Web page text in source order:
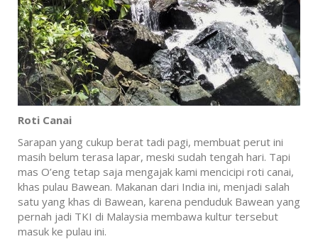
Roti Canai
Sarapan yang cukup berat tadi pagi, membuat perut ini
masih belum terasa lapar, meski sudah tengah hari. Tapi
mas O’eng tetap saja mengajak kami mencicipi roti canai,
khas pulau Bawean. Makanan dari India ini, menjadi salah
satu yang khas di Bawean, karena penduduk Bawean yang
pernah jadi TKI di Malaysia membawa kultur tersebut
masuk ke pulau ini.